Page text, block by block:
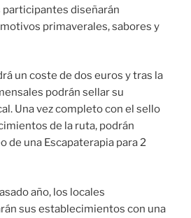
diseñarán
primaverales, sabores y
un coste de dos euros y tras la
podrán sellar su
Una vez completo con el sello
de la ruta, podrán
de una Escapaterapia para 2
año, los locales
sus establecimientos con una